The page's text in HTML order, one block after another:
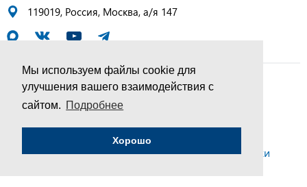
Мы используем файлы cookie для
улучшения вашего взаимодействия с
сайтом. Подробнее
Хорошо
119019, Россия, Москва, а/я 147
© ПИР-Центр, 1994–2025 | Все права защищены
Соглашение об обработке персональных данных
Политика конфиденциальности и условия обработки